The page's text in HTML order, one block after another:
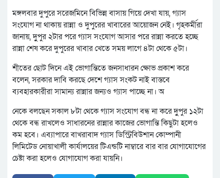
মঙ্গলবার দুপুরে সরেজমিনে বিভিন্ন বাসায় গিয়ে দেখা যায়, গ্যাস
সংযোগ না থাকায় রান্না ও দুপুরের খাবারের আয়োজন নেই। গৃহকর্মীরা
জানায়, দুুপুর ২টার পরে গ্যাস সংযোগ আসার পরে রান্না করতে হচ্ছে
রান্না শেষ করে দুপুরের খাবার খেতে সময় লাগে ৪টা থেকে ৫টা।
শীতের ছোট দিনে এই ভোগান্তিতে জনসাধারন ক্ষোভ প্রকাশ করে
বলেন, সরকার দাবি করছে দেশে গ্যাস সংকট নাই বাস্তবে
ব্যবহারকারীরা সামান্য রান্নার জন্যও গ্যাস পাচ্ছে না। অ
নেকে বলছেন সকাল ৮টা থেকে গ্যাস সংযোগ বন্ধ না করে দুুপুর ১২টা
থেকে বন্ধ রাখলেও সাধারনের রান্নার কাজের ভোগান্তি কিছুটা হলেও
কম হবে। এব্যাপারে বাখরাবাদ গ্যাস ডিস্ট্রিবিউশান কোম্পানী
লিমিটেড নোয়াখালী কার্যালয়ের টিএন্ডটি নাম্বারে বার বার যোগাযোগের
চেষ্টা করা হলেও যোগাযোগ করা যায়নি।